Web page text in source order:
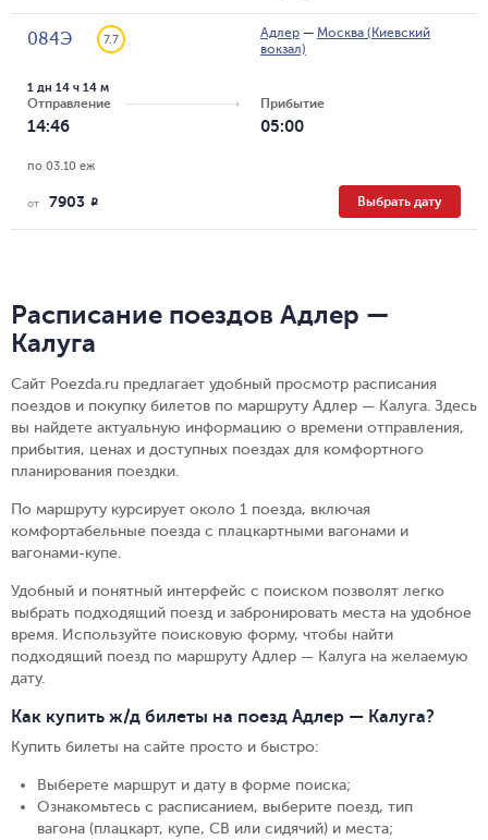
084Э 7.7 Адлер — Москва (Киевский
вокзал)
Отправление
14:46
1 дн 14 ч 14 м
Прибытие
05:00
по 03.10 еж
от 7903 R Выбрать дату
Расписание поездов Адлер —
Калуга
Сайт Poezda.ru предлагает удобный просмотр расписания
поездов и покупку билетов по маршруту Адлер — Калуга. Здесь
вы найдете актуальную информацию о времени отправления,
прибытия, ценах и доступных поездах для комфортного
планирования поездки.
По маршруту курсирует около 1 поезда, включая
комфортабельные поезда с плацкартными вагонами и
вагонами-купе.
Удобный и понятный интерфейс с поиском позволят легко
выбрать подходящий поезд и забронировать места на удобное
время. Используйте поисковую форму, чтобы найти
подходящий поезд по маршруту Адлер — Калуга на желаемую
дату.
Как купить ж/д билеты на поезд Адлер — Калуга?
Купить билеты на сайте просто и быстро:
Выберете маршрут и дату в форме поиска;
Ознакомьтесь с расписанием, выберите поезд, тип
вагона (плацкарт, купе, СВ или сидячий) и места;